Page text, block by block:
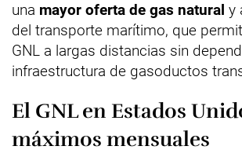
una mayor oferta de gas natural y
del transporte marítimo, que
GNL a largas distancias sin
infraestructura de gasoductos
El GNL en Estados
máximos mensuales